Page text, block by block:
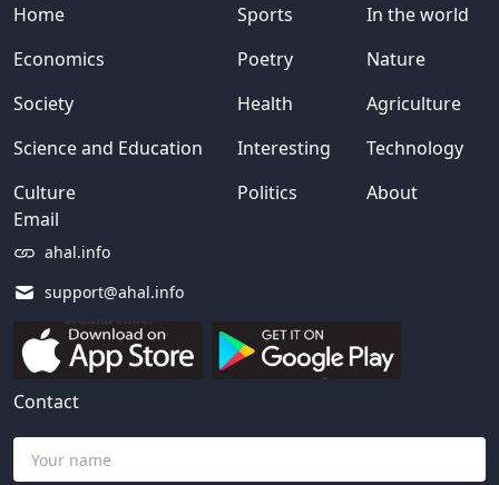
Email
ahal.info
support@ahal.info
Home
Economics
Society
Science and Education
Culture
Sports
Poetry
Health
Interesting
Politics
In the world
Nature
Agriculture
Technology
About
Contact